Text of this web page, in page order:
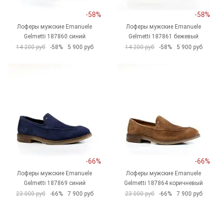
-58%
Лоферы мужские Emanuele
Gelmetti 187860 синий
14 200 руб
-58% 5 900 руб
-58%
Лоферы мужские Emanuele
Gelmetti 187861 бежевый
14 200 руб
-58% 5 900 руб
-66%
Лоферы мужские Emanuele
Gelmetti 187869 синий
23 000 руб
-66% 7 900 руб
-66%
Лоферы мужские Emanuele
Gelmetti 187864 коричневый
23 000 руб
-66% 7 900 руб